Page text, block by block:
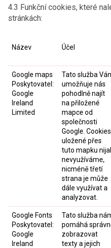
4.3 Funkční cookies, které
stránkách:
Název Účel
Google maps
Poskytovatel:
Google
Ireland
Limited
Tato služba
umožňuje nás
pohodlně najít
na přiložené
mapce od
společnosti
Google. Cookies
uložené přes
tuto mapku
nevyužíváme,
nicméně třetí
strana je může
dále využívat a
analyzovat.
Google Fonts
Poskytovatel:
Google
Ireland
Tato služba
pomáhá
zobrazovat
texty a jejich